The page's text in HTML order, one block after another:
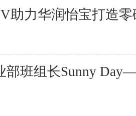
助力华润怡宝打造
部班组长Sunny